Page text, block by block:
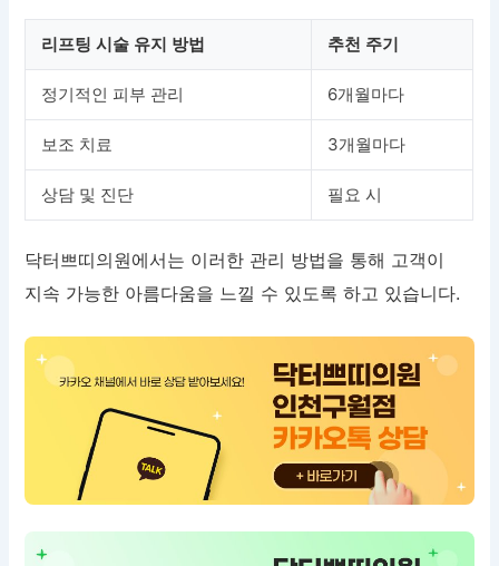
리프팅 시술 유지 방법 추천 주기
정기적인 피부 관리 6개월마다
보조 치료 3개월마다
상담 및 진단 필요 시
닥터쁘띠의원에서는 이러한 관리 방법을 통해 고객이
지속 가능한 아름다움을 느낄 수 있도록 하고 있습니다.